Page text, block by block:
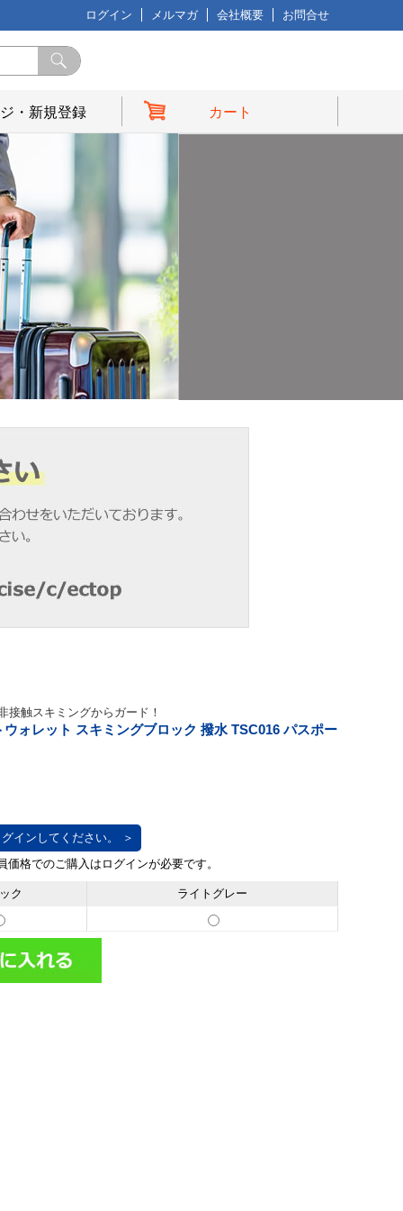
ログイン メルマガ 会社概要 お問合せ
・新規登録 カート
接触スキミングからガード！
ォレット スキミングブロック 撥水 TSC016 パスポー
インしてください。 ＞
ク ライトグレー